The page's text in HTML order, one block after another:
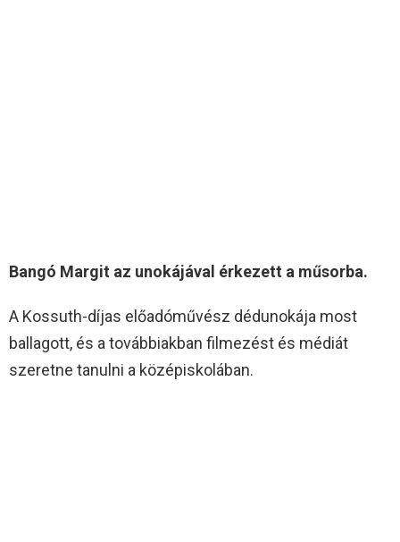
Bangó Margit az unokájával érkezett a műsorba.
A Kossuth-díjas előadóművész dédunokája most
ballagott, és a továbbiakban filmezést és médiát
szeretne tanulni a középiskolában.